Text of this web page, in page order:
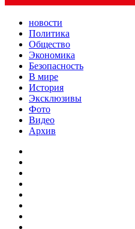
новости
Политика
Общество
Экономика
Безопасность
В мире
История
Эксклюзивы
Фото
Видео
Архив